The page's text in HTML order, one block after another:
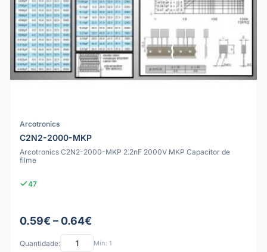
Arcotronics
C2N2-2000-MKP
Arcotronics C2N2-2000-MKP 2.2nF 2000V MKP Capacitor de
filme
47
0.59€ – 0.64€
Quantidade: Mín: 1